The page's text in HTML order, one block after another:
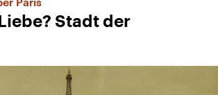
Stadt der